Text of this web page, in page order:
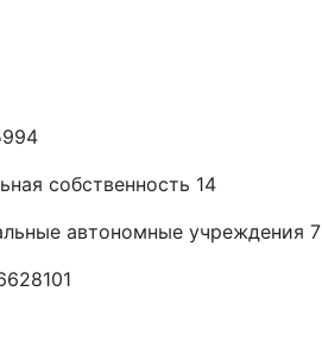
собственность 14
автономные учреждения